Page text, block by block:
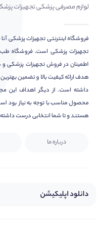
لوازم مصرفی پزشکی تجهیزات
فروشگاه اینترنتی تجهیزات پزشکی
تجهیزات پزشکی است. فروشگاه طب
اطمینان در فروش تجهیزات پزشکی و
هدف ارائه کیفیت بالا و تضمین
داشته است. از دیگر اهداف این
محصول مناسب با توجه به نیاز بود
هستند و تا شما انتخابی درست
درباره ما
دانلود اپلیکیشن